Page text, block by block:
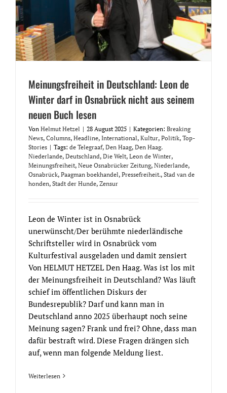
Meinungsfreiheit in Deutschland: Leon de
Winter darf in Osnabrück nicht aus seinem
neuen Buch lesen
Von Helmut Hetzel | 28 August 2025 | Kategorien: Breaking
News, Columns, Headline, International, Kultur, Politik, Top-
Stories | Tags: de Telegraaf, Den Haag, Den Haag.
Niederlande, Deutschland, Die Welt, Leon de Winter,
Meinungsfreiheit, Neue Osnabrücker Zeitung, Niederlande,
Osnabrück, Paagman boekhandel, Pressefreiheit., Stad van de
honden, Stadt der Hunde, Zensur
Leon de Winter ist in Osnabrück
unerwünscht/Der berühmte niederländische
Schriftsteller wird in Osnabrück vom
Kulturfestival ausgeladen und damit zensiert
Von HELMUT HETZEL Den Haag. Was ist los mit
der Meinungsfreiheit in Deutschland? Was läuft
schief im öffentlichen Diskurs der
Bundesrepublik? Darf und kann man in
Deutschland anno 2025 überhaupt noch seine
Meinung sagen? Frank und frei? Ohne, dass man
dafür bestraft wird. Diese Fragen drängen sich
auf, wenn man folgende Meldung liest.
Weiterlesen